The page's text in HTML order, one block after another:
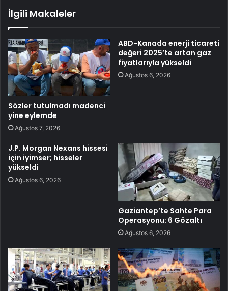
İlgili Makaleler
Sözler tutulmadı madenci
yine eylemde
Ağustos 7, 2026
ABD-Kanada enerji ticareti
değeri 2025’te artan gaz
fiyatlarıyla yükseldi
Ağustos 6, 2026
J.P. Morgan Nexans hissesi
için iyimser; hisseler
yükseldi
Ağustos 6, 2026
Gaziantep’te Sahte Para
Operasyonu: 6 Gözaltı
Ağustos 6, 2026